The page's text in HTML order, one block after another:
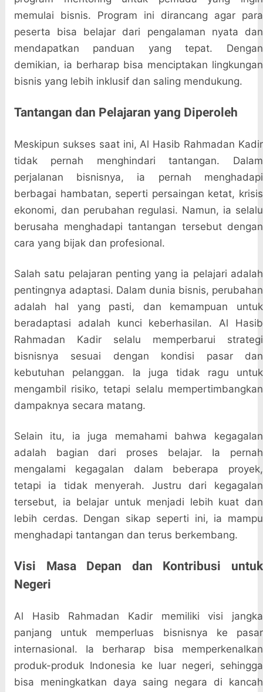
memulai bisnis. Program ini dirancang agar para
peserta bisa belajar dari pengalaman nyata dan
mendapatkan panduan yang tepat. Dengan
demikian, ia berharap bisa menciptakan lingkungan
bisnis yang lebih inklusif dan saling mendukung.
Tantangan dan Pelajaran yang Diperoleh
Meskipun sukses saat ini, Al Hasib Rahmadan Kadir
tidak pernah menghindari tantangan. Dalam
perjalanan bisnisnya, ia pernah menghadapi
berbagai hambatan, seperti persaingan ketat, krisis
ekonomi, dan perubahan regulasi. Namun, ia selalu
berusaha menghadapi tantangan tersebut dengan
cara yang bijak dan profesional.
Salah satu pelajaran penting yang ia pelajari adalah
pentingnya adaptasi. Dalam dunia bisnis, perubahan
adalah hal yang pasti, dan kemampuan untuk
beradaptasi adalah kunci keberhasilan. Al Hasib
Rahmadan Kadir selalu memperbarui strategi
bisnisnya sesuai dengan kondisi pasar dan
kebutuhan pelanggan. Ia juga tidak ragu untuk
mengambil risiko, tetapi selalu mempertimbangkan
dampaknya secara matang.
Selain itu, ia juga memahami bahwa kegagalan
adalah bagian dari proses belajar. Ia pernah
mengalami kegagalan dalam beberapa proyek,
tetapi ia tidak menyerah. Justru dari kegagalan
tersebut, ia belajar untuk menjadi lebih kuat dan
lebih cerdas. Dengan sikap seperti ini, ia mampu
menghadapi tantangan dan terus berkembang.
Visi Masa Depan dan Kontribusi untuk
Negeri
Al Hasib Rahmadan Kadir memiliki visi jangka
panjang untuk memperluas bisnisnya ke pasar
internasional. Ia berharap bisa memperkenalkan
produk-produk Indonesia ke luar negeri, sehingga
bisa meningkatkan daya saing negara di kancah